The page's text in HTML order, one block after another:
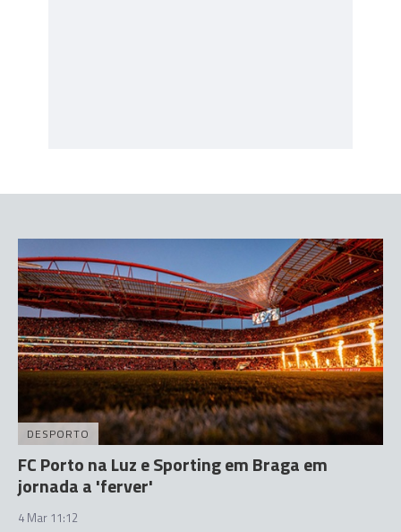
DESPORTO
FC Porto na Luz e Sporting em Braga em
jornada a 'ferver'
4 Mar 11:12